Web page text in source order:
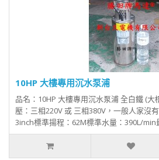
10HP 大樓專用沉水泵浦
品名：10HP 大樓專用沉水泵浦 全白鐵 (大
壓：三相220V 或 三相380V，一般人家沒
3inch標準揚程：62M標準水量：390L/min